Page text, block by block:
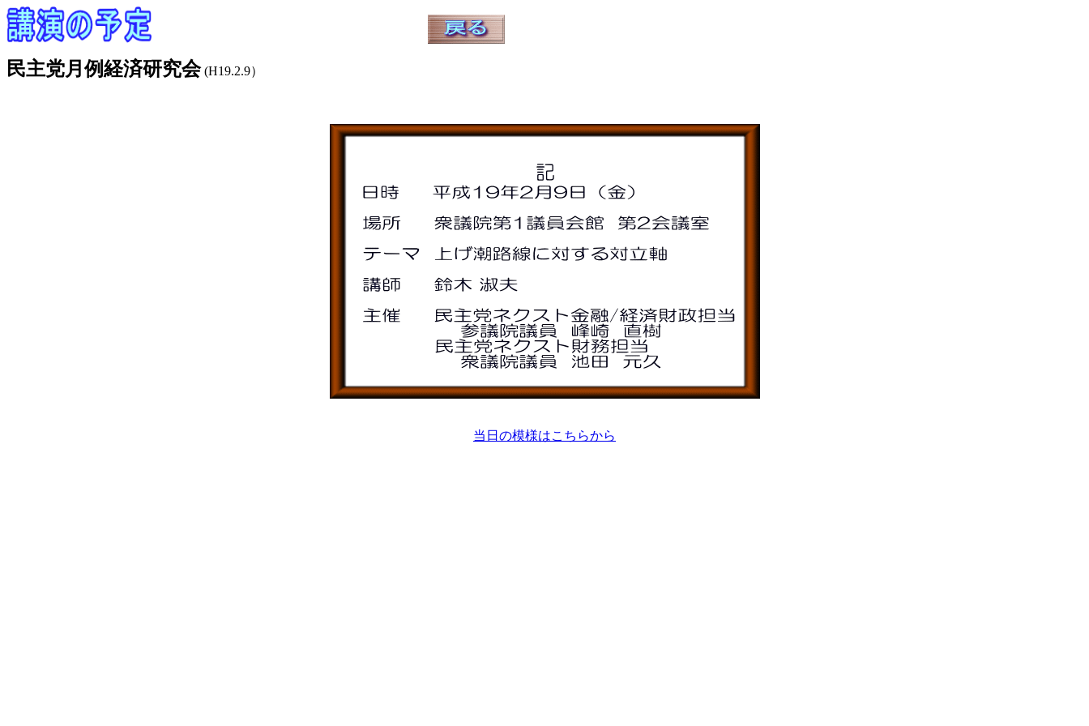
民主党月例経済研究会 (H19.2.9）
当日の模様はこちらから